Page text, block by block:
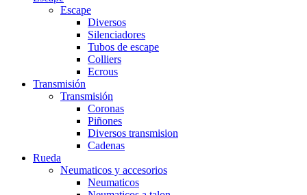
Escape
Diversos
Silenciadores
Tubos de escape
Colliers
Ecrous
Transmisión
Transmisión
Coronas
Piñones
Diversos transmision
Cadenas
Rueda
Neumaticos y accesorios
Neumaticos